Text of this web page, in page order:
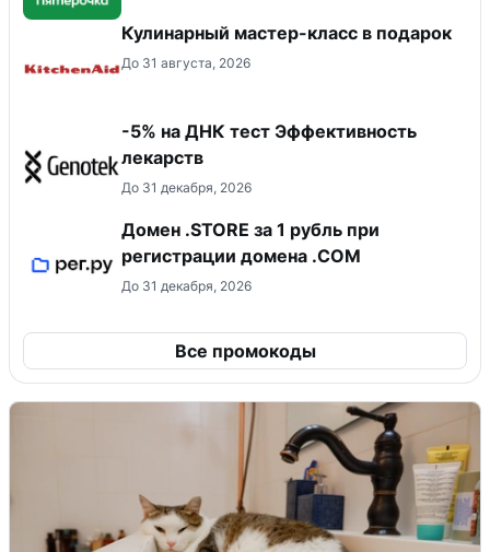
Кулинарный мастер-класс в подарок
До 31 августа, 2026
-5% на ДНК тест Эффективность
лекарств
До 31 декабря, 2026
Домен .STORE за 1 рубль при
регистрации домена .COM
До 31 декабря, 2026
Все промокоды